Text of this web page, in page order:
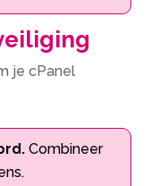
je cPanel
Combineer